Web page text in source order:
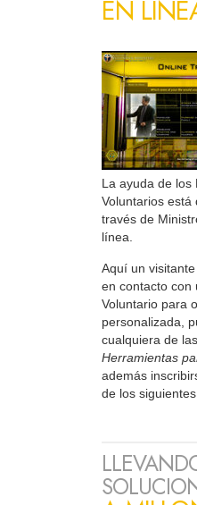
EN
La ayuda de los
Voluntarios está
través de
línea.
Aquí un
en contacto con
Voluntario para
personalizada,
cualquiera de
Herramientas
además
de los